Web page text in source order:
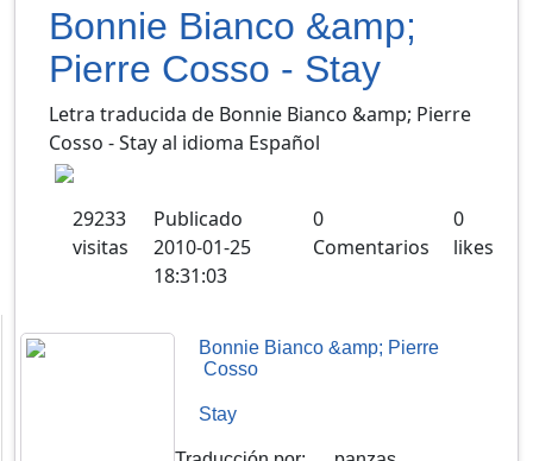
Bonnie Bianco &amp;
Pierre Cosso - Stay
Letra traducida de Bonnie Bianco &amp; Pierre
Cosso - Stay al idioma Español
29233
visitas
Publicado
2010-01-25
18:31:03
0
Comentarios
0
likes
Bonnie Bianco &amp; Pierre
Cosso
Stay